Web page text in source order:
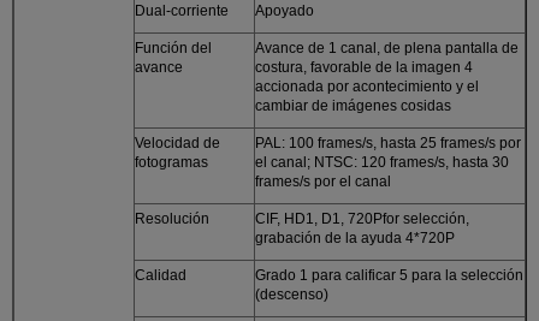
Dual-corriente Apoyado
Función del
avance
Avance de 1 canal, de plena pantalla de
costura, favorable de la imagen 4
accionada por acontecimiento y el
cambiar de imágenes cosidas
Velocidad de
fotogramas
PAL: 100 frames/s, hasta 25 frames/s por
el canal; NTSC: 120 frames/s, hasta 30
frames/s por el canal
Resolución
CIF, HD1, D1, 720Pfor selección,
grabación de la ayuda 4*720P
Calidad
Grado 1 para calificar 5 para la selección
(descenso)